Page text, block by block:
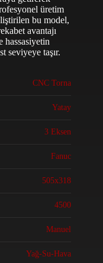
üretim
bu model,
avantajı
hassasiyetin
seviyeye taşır.
CNC Torna
Yatay
3 Eksen
Fanuc
505x318
4500
Manuel
Yağ-Su-Hava